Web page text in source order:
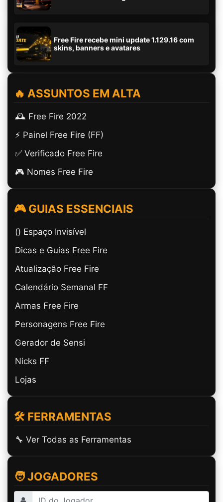
Free Fire recebe mini update 1.129.16 com
skins, banners e avatares
🔥 ASSUNTOS EM ALTA
🕰️ Free Fire 2022
⚡ Painel Free Fire (FF)
✅ Verificado Free Fire
🎮 Nomes Free Fire
🎮 GUIAS ESSENCIAIS
(ㅤ) Espaço Invisível
Dicas e Guias Free Fire
Atualização Free Fire
Calendário Semanal FF
Armas Free Fire
Personagens Free Fire
Gerador de Sensi
Nicks FF
Lojas
🛠️ FERRAMENTAS
🔧 Ver Todas as Ferramentas
🧑 JOGADORES